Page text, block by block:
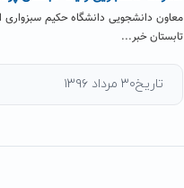
معاون دانشجویی دانشگاه حکیم
تابستان خبر...
تاریخ۳۰ مرداد ۱۳۹۶